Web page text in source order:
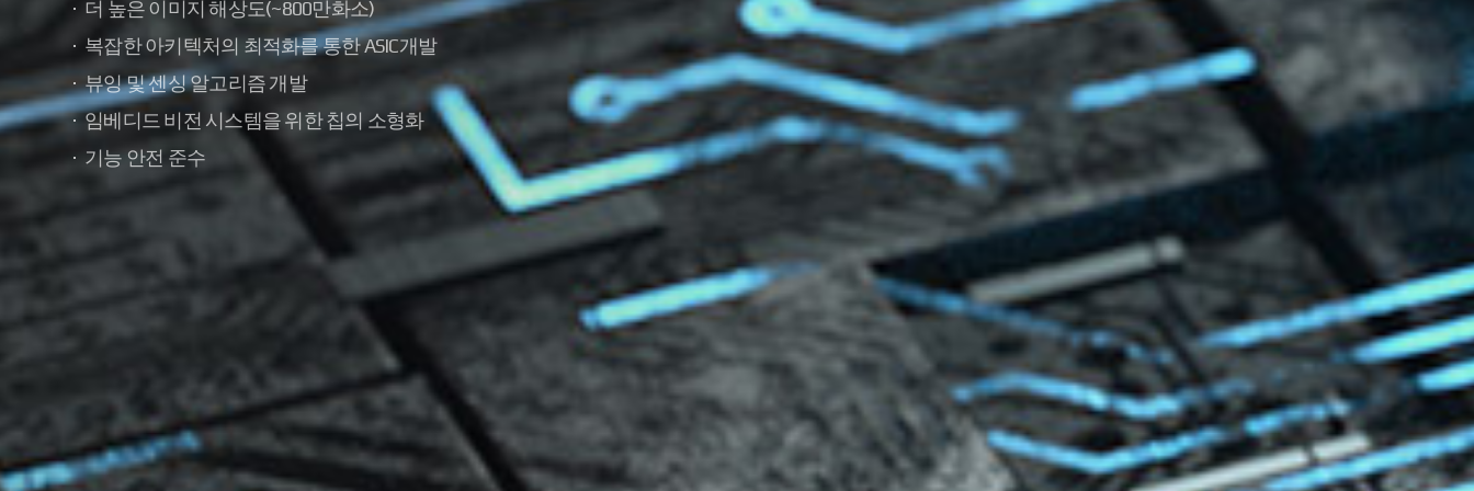
더 높은 이미지 해상도(~800만화소)
복잡한 아키텍처의 최적화를 통한 ASIC개발
뷰잉 및 센싱 알고리즘 개발
임베디드 비전 시스템을 위한 칩의 소형화
기능 안전 준수